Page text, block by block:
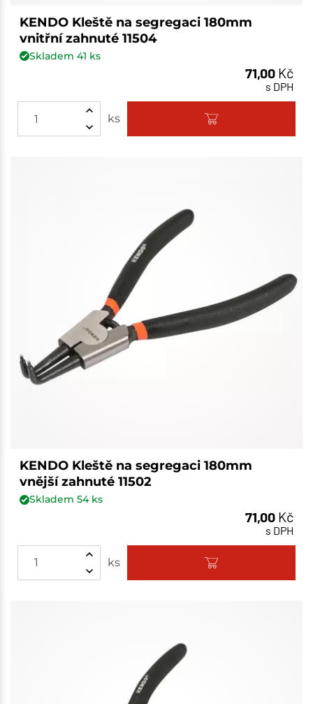
KENDO Kleště na segregaci 180mm
vnitřní zahnuté 11504
Skladem 41 ks
71,00 Kč
s DPH
ks
KENDO Kleště na segregaci 180mm
vnější zahnuté 11502
Skladem 54ks
71,00 Kč
s DPH
ks